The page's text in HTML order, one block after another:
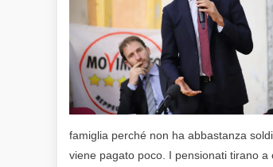
famiglia perché non ha abbastanza
viene pagato poco. I pensionati tirano